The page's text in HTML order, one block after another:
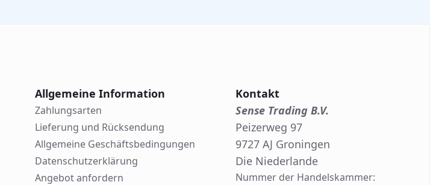
Allgemeine Information
Zahlungsarten
Lieferung und Rücksendung
Allgemeine Geschäftsbedingungen
Datenschutzerklärung
Angebot anfordern
Kontakt
Sense Trading B.V.
Peizerweg 97
9727 AJ Groningen
Die Niederlande
Nummer der Handelskammer: